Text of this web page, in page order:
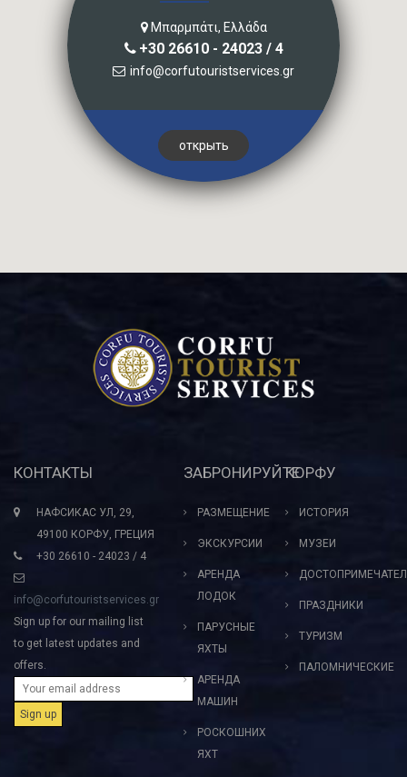
Μπαρμπάτι, Ελλάδα
+30 26610 - 24023 / 4
info@corfutouristservices.gr
открыть
КОНТАКТЫ
НАФСИКАС УЛ, 29,
49100 КОРФУ, ГРЕЦИЯ
+30 26610 - 24023 / 4
info@corfutouristservices.gr
Sign up for our mailing list
to get latest updates and
offers.
ЗАБРОНИРУЙТЕ
РАЗМЕЩЕНИЕ
ЭКСКУРСИИ
АРЕНДА
ЛОДОК
ПАРУСНЫЕ
ЯХТЫ
АРЕНДА
МАШИН
РОСКОШНИХ
ЯХТ
КОРФУ
ИСТОРИЯ
МУЗЕИ
ПРАЗДНИКИ
ТУРИЗМ
ПАЛОМНИЧЕСКИЕ